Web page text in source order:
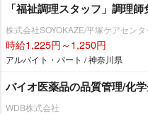
「福祉調理スタッフ」調理
株式会社SOYOKAZE/平塚ケアセンタ
時給1,225円～1,250円
アルバイト・パート / 神奈川県
バイオ医薬品の品質管理/化
WDB株式会社